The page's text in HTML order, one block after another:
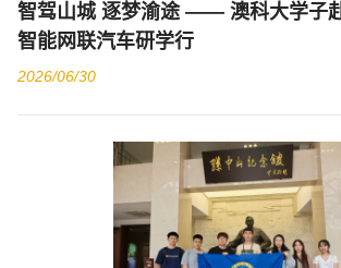
智驾山城 逐梦渝途 —— 澳科大学子
智能网联汽车研学行
2026/06/30